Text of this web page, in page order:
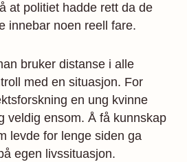
at politiet hadde rett da de
innebar noen reell fare.
bruker distanse i alle
med en situasjon. For
en ung kvinne
veldig ensom. Å få kunnskap
levde for lenge siden ga
egen livssituasjon.